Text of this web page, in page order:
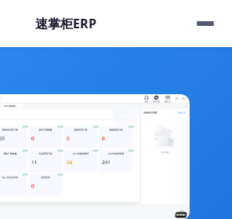
速掌柜ERP